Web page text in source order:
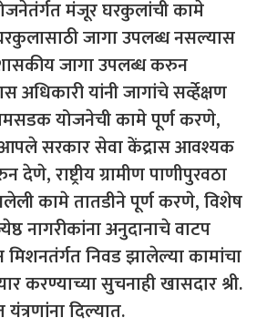
मंजूर घरकुलांची कामे
जागा उपलब्ध नसल्यास
जागा उपलब्ध करुन
अधिकारी यांनी जागांचे सर्व्हेक्षण
योजनेची कामे पूर्ण करणे,
आपले सरकार सेवा केंद्रास आवश्यक
राष्ट्रीय ग्रामीण पाणीपुरवठा
कामे तातडीने पूर्ण करणे, विशेष
नागरीकांना अनुदानाचे वाटप
निवड झालेल्या कामांचा
करण्याच्या सुचनाही खासदार श्री.
दिल्यात.